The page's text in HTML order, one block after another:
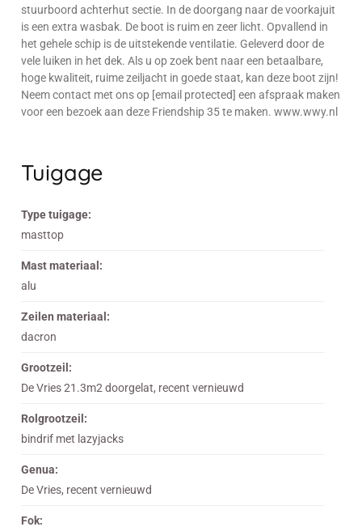
stuurboord achterhut sectie. In de doorgang naar de voorkajuit
is een extra wasbak. De boot is ruim en zeer licht. Opvallend in
het gehele schip is de uitstekende ventilatie. Geleverd door de
vele luiken in het dek. Als u op zoek bent naar een betaalbare,
hoge kwaliteit, ruime zeiljacht in goede staat, kan deze boot zijn!
Neem contact met ons op [email protected] een afspraak maken
voor een bezoek aan deze Friendship 35 te maken. www.wwy.nl
Tuigage
Type tuigage:
masttop
Mast materiaal:
alu
Zeilen materiaal:
dacron
Grootzeil:
De Vries 21.3m2 doorgelat, recent vernieuwd
Rolgrootzeil:
bindrif met lazyjacks
Genua:
De Vries, recent vernieuwd
Fok: